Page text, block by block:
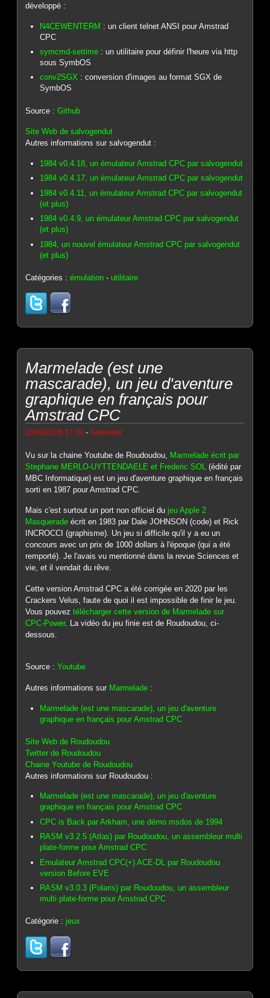
développé :
N4CEWENTERM : un client telnet ANSI pour Amstrad
CPC
symcmd-settime : un utilitaire pour définir l'heure via http
sous SymbOS
conv2SGX : conversion d'images au format SGX de
SymbOS
Source :Github
Site Web de salvogendut
Autres informations sur salvogendut :
1984 v0.4.18, un émulateur Amstrad CPC par salvogendut
1984 v0.4.17, un émulateur Amstrad CPC par salvogendut
1984 v0.4.11, un émulateur Amstrad CPC par salvogendut
(et plus)
1984 v0.4.9, un émulateur Amstrad CPC par salvogendut
(et plus)
1984, un nouvel émulateur Amstrad CPC par salvogendut
(et plus)
Catégories :émulation -utilitaire
Marmelade (est une
mascarade), un jeu d'aventure
graphique en français pour
Amstrad CPC
28/06/2026 17:39 -Genesis8
Vu sur la chaine Youtube de Roudoudou,
Marmelade écrit par
Stephane MERLO-UYTTENDAELE et Frederic SOL
(édité par
MBC Informatique) est un jeu d'aventure graphique en français
sorti en 1987 pour Amstrad CPC.
Mais c'est surtout un port non officiel dujeu Apple 2
Masquerade écrit en 1983 par Dale JOHNSON (code) et Rick
INCROCCI (graphisme). Un jeu si difficile qu'il y a eu un
concours avec un prix de 1000 dollars à l'époque (qui a été
remporté). Je l'avais vu mentionné dans la revue Sciences et
vie, et il vendait du rêve.
Cette version Amstrad CPC a été corrigée en 2020 par les
Crackers Velus, faute de quoi il est impossible de finir le jeu.
Vous pouveztélécharger cette version de Marmelade sur
CPC-Power. La vidéo du jeu finie est de Roudoudou, ci-
dessous.
Source :Youtube
Autres informations sur Marmelade :
Marmelade (est une mascarade), un jeu d'aventure
graphique en français pour Amstrad CPC
Site Web de Roudoudou
Twitter de Roudoudou
Chaine Youtube de Roudoudou
Autres informations sur Roudoudou :
Marmelade (est une mascarade), un jeu d'aventure
graphique en français pour Amstrad CPC
CPC is Back par Arkham, une démo msdos de 1994
RASM v3.2.5 (Atlas) par Roudoudou, un assembleur multi
plate-forme pour Amstrad CPC
Emulateur Amstrad CPC(+) ACE-DL par Roudoudou
version Before EVE
RASM v3.0.3 (Polaris) par Roudoudou, un assembleur
multi plate-forme pour Amstrad CPC
Catégorie :jeux